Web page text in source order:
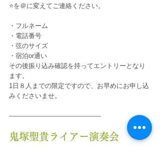
⭐️を＠に変えてご連絡ください。
・フルネーム
・電話番号
・弦のサイズ
・宿泊or通い
その後振り込み確認を持ってエントリーとなり
ます。
1日８人までの限定ですので、お早めにお申し込
みくださいませ。
----------------------------------------------
鬼塚聖貴ライアー演奏会